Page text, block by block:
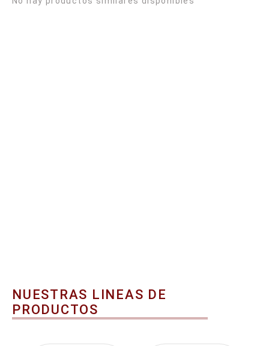
NUESTRAS LINEAS DE
PRODUCTOS